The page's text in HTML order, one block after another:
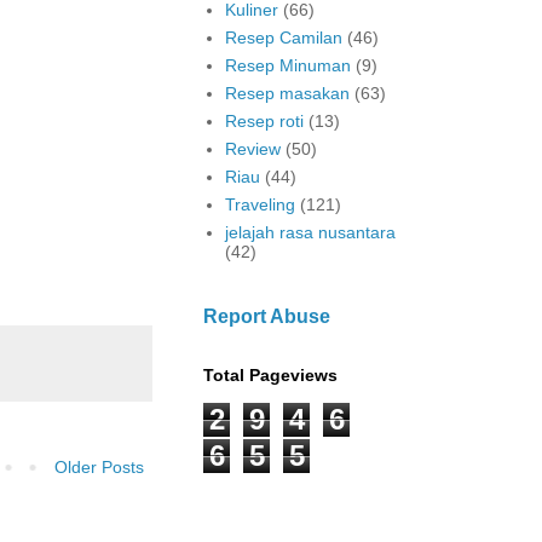
Older Posts
Kuliner (66)
Resep Camilan (46)
Resep Minuman (9)
Resep masakan (63)
Resep roti (13)
Review (50)
Riau (44)
Traveling (121)
jelajah rasa nusantara
(42)
Report Abuse
Total Pageviews
2 9 4
6
6
5 5